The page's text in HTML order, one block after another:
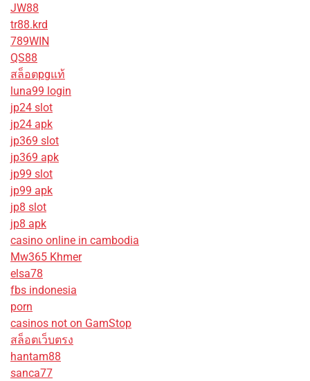
JW88
tr88.krd
789WIN
QS88
สล็อตpgแท้
luna99 login
jp24 slot
jp24 apk
jp369 slot
jp369 apk
jp99 slot
jp99 apk
jp8 slot
jp8 apk
casino online in cambodia
Mw365 Khmer
elsa78
fbs indonesia
porn
casinos not on GamStop
สล็อตเว็บตรง
hantam88
sanca77